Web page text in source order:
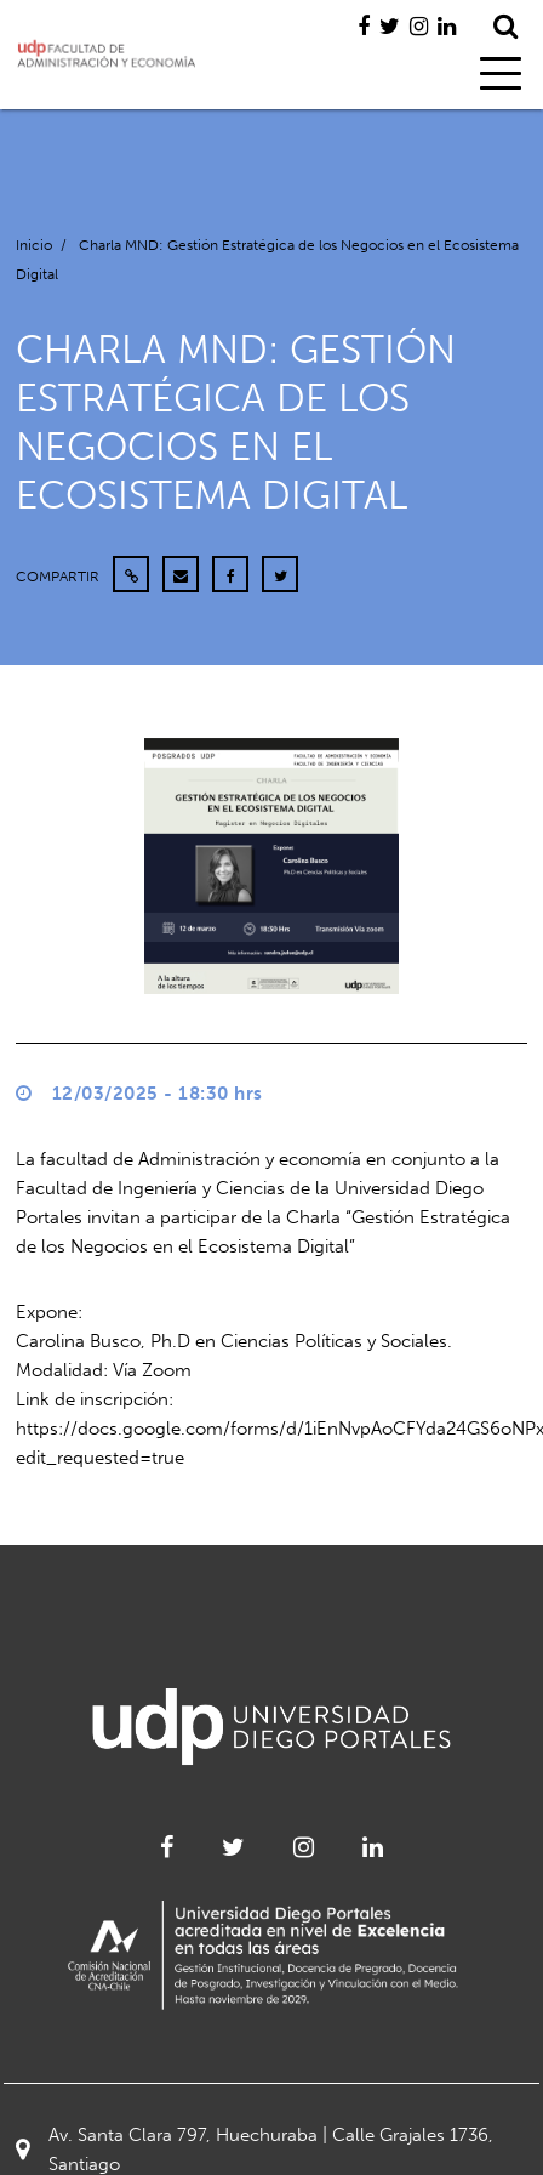
Inicio /
Charla MND: Gestión Estratégica de los Negocios en el Ecosistema
Digital
CHARLA MND: GESTIÓN
ESTRATÉGICA DE LOS
NEGOCIOS EN EL
ECOSISTEMA DIGITAL
COMPARTIR
12/03/2025 - 18:30 hrs
La facultad de Administración y economía en conjunto a la
Facultad de Ingeniería y Ciencias de la Universidad Diego
Portales invitan a participar de la Charla “Gestión Estratégica
de los Negocios en el Ecosistema Digital”
Expone:
Carolina Busco, Ph.D en Ciencias Políticas y Sociales.
Modalidad: Vía Zoom
Link de inscripción:
https://docs.google.com/forms/d/
edit_requested=true
Av. Santa Clara 797, Huechuraba | Calle Grajales 1736,
Santiago